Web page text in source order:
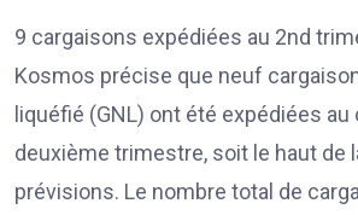
9 cargaisons expédiées au 2nd
Kosmos précise que neuf
liquéfié (GNL) ont été expédiées au
deuxième trimestre, soit le haut de
prévisions. Le nombre total de